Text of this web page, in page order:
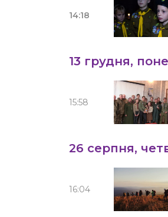
14:18
13 грудня,
15:58
26 серпня,
16:04